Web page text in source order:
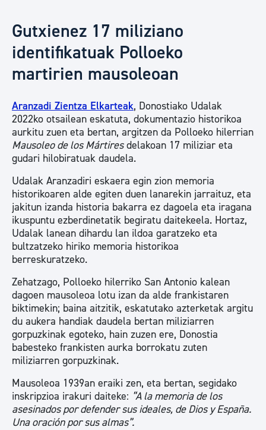
Gutxienez 17 miliziano
identifikatuak Polloeko
martirien mausoleoan
Aranzadi Zientza Elkarteak, Donostiako Udalak
2022ko otsailean eskatuta, dokumentazio historikoa
aurkitu zuen eta bertan, argitzen da Polloeko hilerrian
Mausoleo de los Mártiresdelakoan 17 miliziar eta
gudari hilobiratuak daudela.
Udalak Aranzadiri eskaera egin zion memoria
historikoaren alde egiten duen lanarekin jarraituz, eta
jakitun izanda historia bakarra ez dagoela eta iragana
ikuspuntu ezberdinetatik begiratu daitekeela. Hortaz,
Udalak lanean dihardu lan ildoa garatzeko eta
bultzatzeko hiriko memoria historikoa
berreskuratzeko.
Zehatzago, Polloeko hilerriko San Antonio kalean
dagoen mausoleoa lotu izan da alde frankistaren
biktimekin; baina aitzitik, eskatutako azterketak argitu
du aukera handiak daudela bertan miliziarren
gorpuzkinak egoteko, hain zuzen ere, Donostia
babesteko frankisten aurka borrokatu zuten
miliziarren gorpuzkinak.
Mausoleoa 1939an eraiki zen, eta bertan, segidako
inskripzioa irakuri daiteke: “A la memoria de los
asesinados por defender sus ideales, de Dios y España.
Una oración por sus almas”.